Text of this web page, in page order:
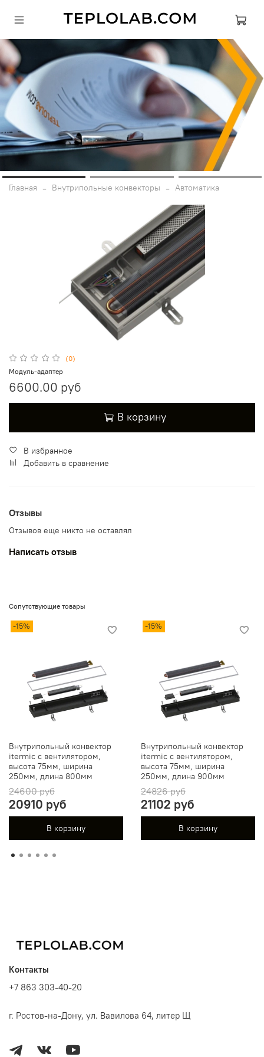
Главная Внутрипольные конвекторы Автоматика
(0)
Модуль-адаптер
6600.00 руб
В корзину
В избранное
Добавить в сравнение
Отзывы
Отзывов еще никто не оставлял
Написать отзыв
Сопутствующие товары
-15%
Внутрипольный конвектор
itermic с вентилятором,
высота 75мм, ширина
250мм, длина 800мм
24600 руб
20910 руб
В корзину
-15%
Внутрипольный конвектор
itermic с вентилятором,
высота 75мм, ширина
250мм, длина 900мм
24826 руб
21102 руб
В корзину
Контакты
+7 863 303-40-20
г. Ростов-на-Дону, ул. Вавилова 64, литер Щ